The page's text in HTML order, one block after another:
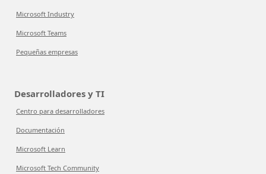
Microsoft Industry
Microsoft Teams
Pequeñas empresas
Desarrolladores y TI
Centro para desarrolladores
Documentación
Microsoft Learn
Microsoft Tech Community